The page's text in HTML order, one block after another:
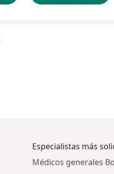
Especialistas más
Médicos generales